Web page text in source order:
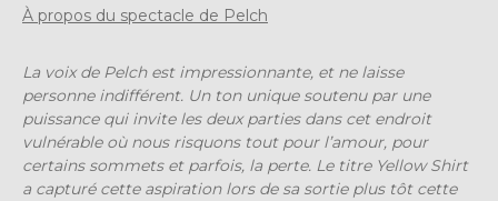
À propos du spectacle de Pelch
La voix de Pelch est impressionnante, et ne laisse
personne indifférent. Un ton unique soutenu par une
puissance qui invite les deux parties dans cet endroit
vulnérable où nous risquons tout pour l’amour, pour
certains sommets et parfois, la perte. Le titre Yellow Shirt
a capturé cette aspiration lors de sa sortie plus tôt cette